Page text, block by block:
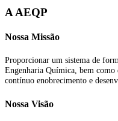
A AEQP
Nossa Missão
Proporcionar um sistema de
Engenharia Química, bem como
contínuo enobrecimento e
Nossa Visão